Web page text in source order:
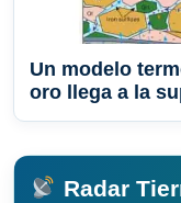
Un modelo
oro llega a la
Radar